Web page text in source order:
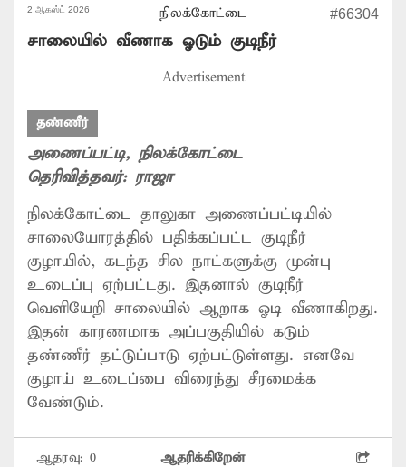
2 ஆகஸ்ட் 2026 நிலக்கோட்டை #66304
சாலையில் வீணாக ஓடும் குடிநீர்
Advertisement
தண்ணீர்
அணைப்பட்டி, நிலக்கோட்டை
தெரிவித்தவர்: ராஜா
நிலக்கோட்டை தாலுகா அணைப்பட்டியில்
சாலையோரத்தில் பதிக்கப்பட்ட குடிநீர்
குழாயில், கடந்த சில நாட்களுக்கு முன்பு
உடைப்பு ஏற்பட்டது. இதனால் குடிநீர்
வெளியேறி சாலையில் ஆறாக ஓடி வீணாகிறது.
இதன் காரணமாக அப்பகுதியில் கடும்
தண்ணீர் தட்டுப்பாடு ஏற்பட்டுள்ளது. எனவே
குழாய் உடைப்பை விரைந்து சீரமைக்க
வேண்டும்.
ஆதரவு: 0 ஆதரிக்கிறேன்